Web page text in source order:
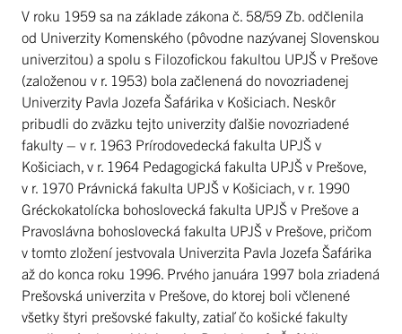
V roku 1959 sa na základe zákona č. 58/59 Zb. odčlenila
od Univerzity Komenského (pôvodne nazývanej Slovenskou
univerzitou) a spolu s Filozofickou fakultou UPJŠ v Prešove
(založenou v r. 1953) bola začlenená do novozriadenej
Univerzity Pavla Jozefa Šafárika v Košiciach. Neskôr
pribudli do zväzku tejto univerzity ďalšie novozriadené
fakulty – v r. 1963 Prírodovedecká fakulta UPJŠ v
Košiciach, v r. 1964 Pedagogická fakulta UPJŠ v Prešove,
v r. 1970 Právnická fakulta UPJŠ v Košiciach, v r. 1990
Gréckokatolícka bohoslovecká fakulta UPJŠ v Prešove a
Pravoslávna bohoslovecká fakulta UPJŠ v Prešove, pričom
v tomto zložení jestvovala Univerzita Pavla Jozefa Šafárika
až do konca roku 1996. Prvého januára 1997 bola zriadená
Prešovská univerzita v Prešove, do ktorej boli včlenené
všetky štyri prešovské fakulty, zatiaľ čo košické fakulty